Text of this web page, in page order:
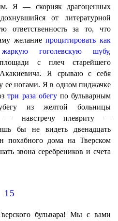
Я — скорняк драгоценных
от литературной
ответственность за то, что
желаниепроцитировать как
гоголевскую шубу,
с плеч старейшего
Я срываю с себя
ее ногами. Я в одном пиджачке
три раза обегупо бульварным
из желтой больницы
— навстречу плевриту —
бы не видеть двенадцать
похабного дома на Тверском
звона серебреников и счета
15
бульвара! Мы с вами